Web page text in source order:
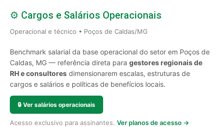
⚙️ Cargos e Salários Operacionais
Operacional e técnico • Poços de Caldas/MG
Benchmark salarial da base operacional do setor em Poços de
Caldas, MG — referência direta para gestores regionais de
RH e consultores dimensionarem escalas, estruturas de
cargos e salários e políticas de benefícios locais.
🔒 Ver salários operacionais
Acesso exclusivo para assinantes. Ver planos de acesso →